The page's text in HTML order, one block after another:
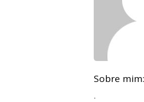
Sobre mim:
.